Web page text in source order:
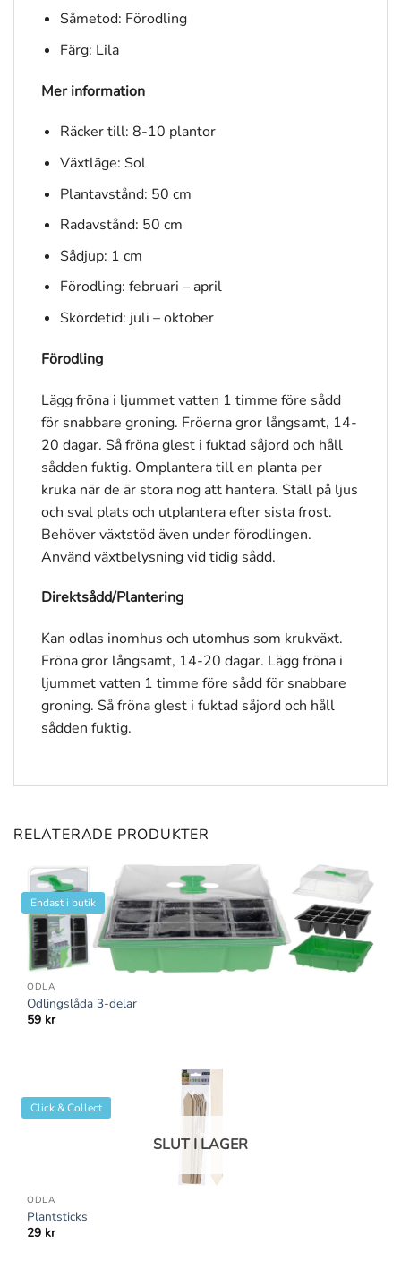
Såmetod: Förodling
Färg: Lila
Mer information
Räcker till: 8-10 plantor
Växtläge: Sol
Plantavstånd: 50 cm
Radavstånd: 50 cm
Sådjup: 1 cm
Förodling: februari – april
Skördetid: juli – oktober
Förodling
Lägg fröna i ljummet vatten 1 timme före sådd
för snabbare groning. Fröerna gror långsamt, 14-
20 dagar. Så fröna glest i fuktad såjord och håll
sådden fuktig. Omplantera till en planta per
kruka när de är stora nog att hantera. Ställ på ljus
och sval plats och utplantera efter sista frost.
Behöver växtstöd även under förodlingen.
Använd växtbelysning vid tidig sådd.
Direktsådd/Plantering
Kan odlas inomhus och utomhus som krukväxt.
Fröna gror långsamt, 14-20 dagar. Lägg fröna i
ljummet vatten 1 timme före sådd för snabbare
groning. Så fröna glest i fuktad såjord och håll
sådden fuktig.
RELATERADE PRODUKTER
Endast i butik
ODLA
Odlingslåda 3-delar
59 kr
Click & Collect
SLUT I LAGER
ODLA
Plantsticks
29 kr